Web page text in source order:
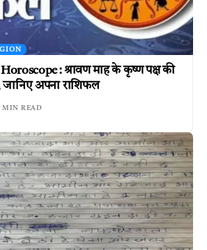
: श्रावण माह के कृष्ण पक्ष की
जानिए अपना राशिफल
MIN READ